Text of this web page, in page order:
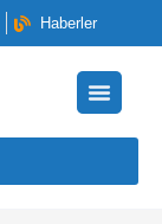
Haberler